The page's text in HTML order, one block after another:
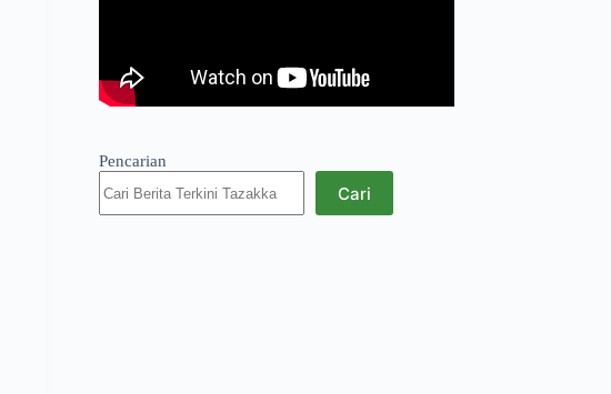
Pencarian
Cari